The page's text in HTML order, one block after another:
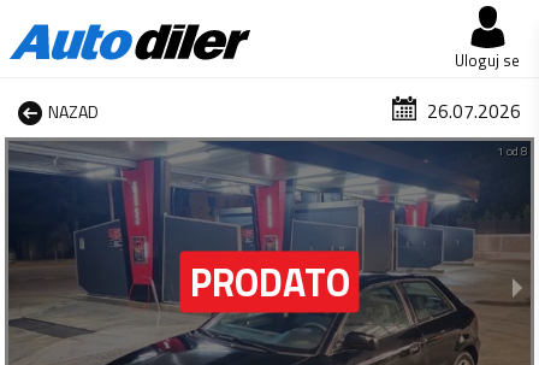
Uloguj se
NAZAD 26.07.2026
1 od 8